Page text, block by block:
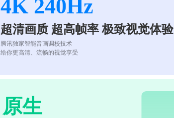
4K 240Hz
超清画质 超高帧率 极致视觉体验
腾讯独家智能音画调校技术
给你更高清、流畅的视觉享受
原生